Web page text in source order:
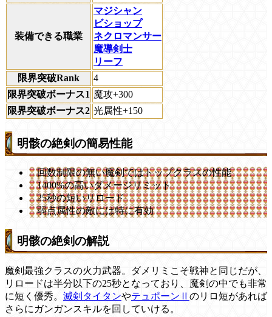
装備できる職業
マジシャン
ビショップ
ネクロマンサー
魔導剣士
リーフ
限界突破Rank
4
限界突破ボーナス1 魔攻+300
限界突破ボーナス2 光属性+150
明骸の絶剣の簡易性能
回数制限の無い魔剣ではトップクラスの性能
1400%の高いダメージリミット
25秒の短いリロード
弱点属性の敵には特に有効
明骸の絶剣の解説
魔剣最強クラスの火力武器。ダメリミこそ戦神と同じだが、
リロードは半分以下の25秒となっており、魔剣の中でも非常
に短く優秀。 滅剣タイタンやテュポーンⅡ のリロ短があれば
さらにガンガンスキルを回していける。